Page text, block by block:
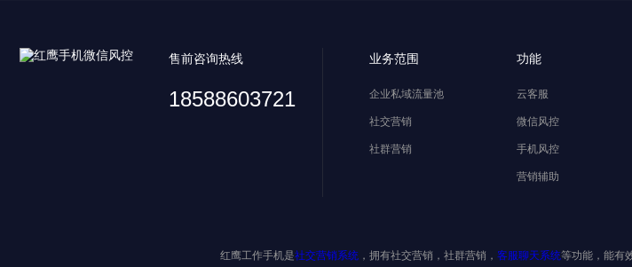
售前咨询热线
18588603721
业务范围
企业私域流量池
社交营销
社群营销
功能
云客服
微信风控
手机风控
营销辅助
红鹰工作手机是社交营销系统 ，拥有社交营销，社群营销， 客服聊天系统等功能，能有